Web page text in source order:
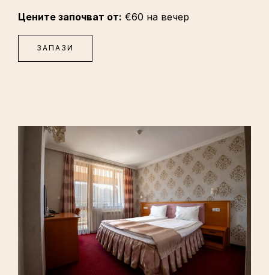
Цените започват от: €60 на вечер
ЗАПАЗИ